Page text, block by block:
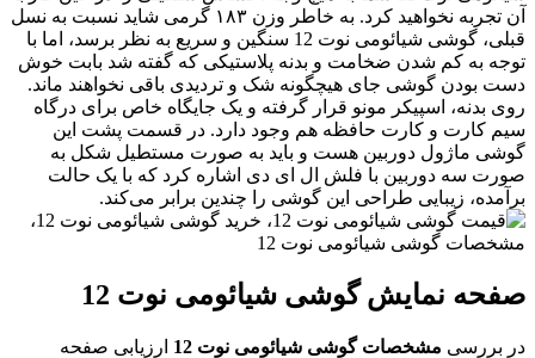
آن تجربه نخواهید کرد. به خاطر وزن ۱۸۳ گرمی شاید نسبت به نسل
قبلی، گوشی شیائومی نوت 12 سنگین و سریع به نظر برسد، اما با
به کم شدن ضخامت و بدنه پلاستیکی که گفته شد بابت خوش
بودن گوشی جای هیچگونه شک و تردیدی باقی نخواهند ماند.
بدنه، اسپیکر مونو قرار گرفته و یک جایگاه خاص برای درگاه
کارت و کارت حافظه هم وجود دارد. در قسمت پشت این
ماژول دوربین هست و باید به صورت مستطیل شکل به
سه دوربین با فلش ال ای دی اشاره کرد که با یک حالت
زیبایی طراحی این گوشی را چندین برابر می‌کند.
نمایش گوشی شیائومی نوت 12
بررسی مشخصات گوشی شیائومی نوت 12
ارزیابی صفحه